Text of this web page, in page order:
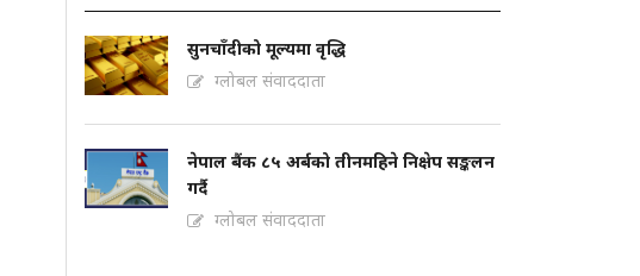
सुनचाँदीको मूल्यमा वृद्धि
ग्लोबल संवाददाता
नेपाल बैंक ८५ अर्बको तीनमहिने निक्षेप सङ्कलन
गर्दै
ग्लोबल संवाददाता